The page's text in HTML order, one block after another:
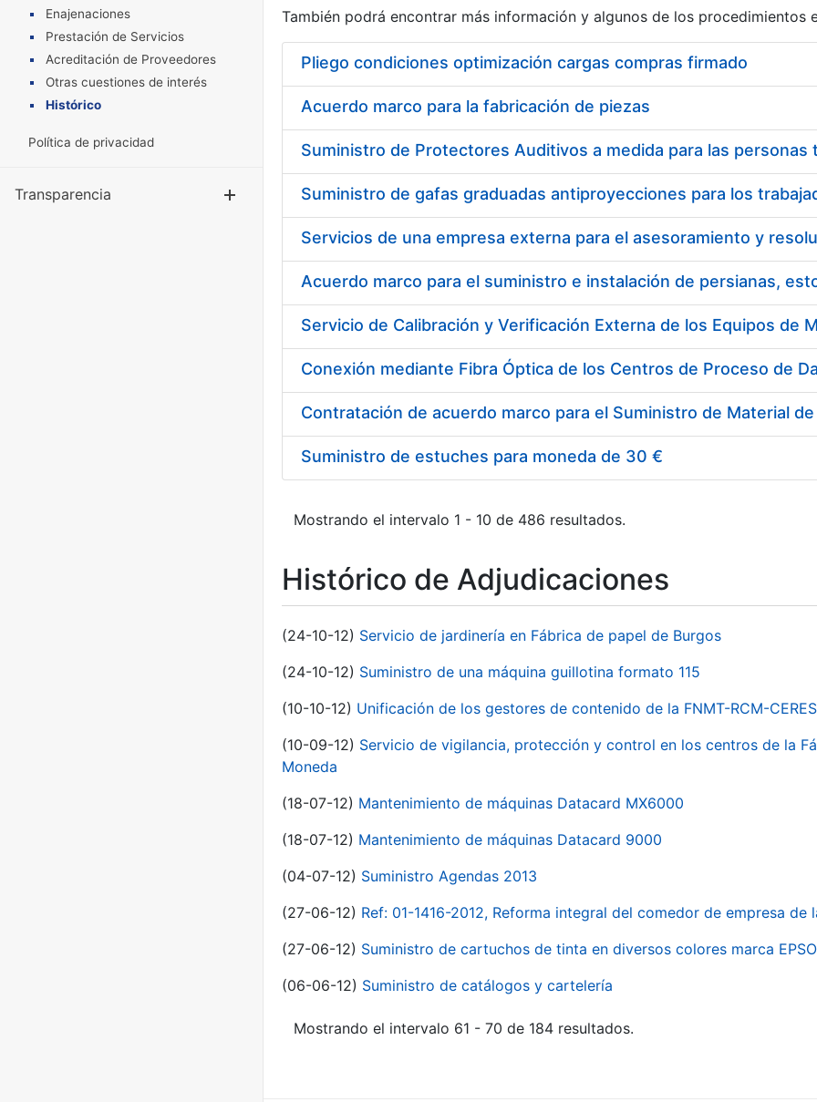
Enajenaciones
Prestación de Servicios
Acreditación de Proveedores
Otras cuestiones de interés
Histórico
Política de privacidad
Transparencia Mostrar/Ocultar
También podrá encontrar más información y algunos de los procedimientos
Pliego condiciones optimización cargas compras firmado
Acuerdo marco para la fabricación de piezas
Acuerdo marco para el suministro e instalación de persianas,
Suministro de estuches para moneda de 30 €
Mostrando el intervalo 1 - 10 de 486 resultados.
Histórico de Adjudicaciones
(24-10-12) Servicio de jardinería en Fábrica de papel de Burgos
(24-10-12) Suministro de una máquina guillotina formato 115
(10-10-12) Unificación de los gestores de contenido de la FNMT-RCM-CERES
(10-09-12) Servicio de vigilancia, protección y control en los centros de la
Moneda
(18-07-12) Mantenimiento de máquinas Datacard MX6000
(18-07-12) Mantenimiento de máquinas Datacard 9000
(04-07-12) Suministro Agendas 2013
(27-06-12) Ref: 01-1416-2012, Reforma integral del comedor de empresa de
(27-06-12) Suministro de cartuchos de tinta en diversos colores marca
(06-06-12) Suministro de catálogos y cartelería
Mostrando el intervalo 61 - 70 de 184 resultados.